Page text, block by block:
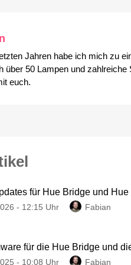
Jahren habe ich mich zu
über 50 Lampen und
euch.
für Hue Bridge und
- 12:15 Uhr Fabian
für die Hue Bridge und
- 10:08 Uhr Fabian